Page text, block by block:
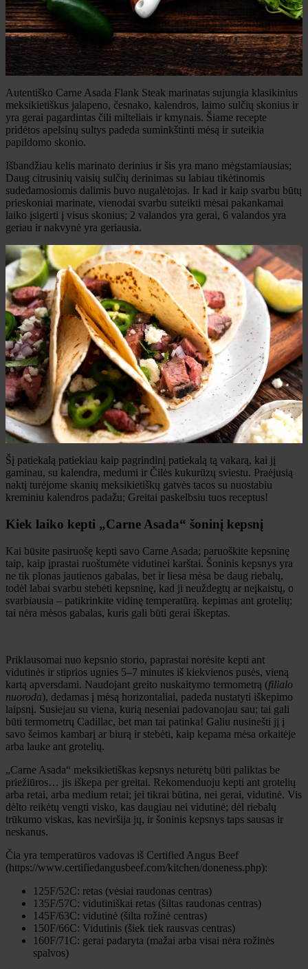
Autentiško Carne Asada Flank Steak marinatas sujungia klasikinius
meksikietiškus jalapeno, česnako, kalendros, laimo sulčių skonius ir
yra gerai pagardintas čili milteliais ir kmynais. Šiame recepte
pridėtos apelsinų sultys padeda suminkštinti mėsą ir suteikia
papildomo skonio.
Išbandžiau kelis marinato derinius ir šis yra mano mėgstamiausias;
Daug citrusinių vaisių sulčių derinimas su labiau tikėtinomis
sudedamosiomis dalimis buvo nugalėtojas. Ir kad ir kaip svarbu būtų
prieskoniai marinate, vienodai svarbu suteikti mėsai pakankamai
laiko įsigerti į visus skonius; 2 valandos yra gerai, 6 valandos yra
geriau ir nakvynė yra geriausia.
Šį patiekalą patiekiau kaip pagrindinį patiekalą tą vakarą, kai jį
gaminau, su kalendra, medumi ir Čilės kukurūzų sviestu. Praėjusią
naktį turėjome skanių meksikietiškų gatvės tacos su nuostabiu
kreminiu kalendros padažu; Greitai paskelbsiu tuos receptus!
Kiek laiko kepti „Carne Asada“ šoninį kepsnį
Kai būsite pasiruošę kepti savo Carne Asada; paruoškite kepsninę
taip, kaip įprastai ruoštumėte vidutinei karštai. Šoninis kepsnys yra
ne tik plonas jautienos gabalas, bet ir liesa mėsa be daug riebalų,
todėl labai svarbu stebėti kepsninę, kad ji neuždegtų ar neįkaistų, o
svarbiausia – patikrinkite vidinę temperatūrą. kepimas ant grotelių;
tai nėra mėsos gabalas, kuris gali būti gerai iškeptas.
Priklausomai nuo kepsnio storio, paprastai norėsite kepti ant
vidutinės ir stiprios ugnies 5–7 minutes iš kiekvienos pusės, vieną
kartą apversdami. Naudojant greito nuskaitymo termometrą (filialo
nuoroda), dedamas į mėsą horizontaliai, padeda nustatyti iškepimo
laipsnį. Susiejau su viena, kurią neseniai padovanojau sau; tai gali
būti termometrų Cadillac, bet man tai patinka! Galiu nusinešti jį į
savo šeimos kambarį ar biurą ir stebėti, kaip kepama mėsa orkaitėje
arba lauke ant grotelių.
„Carne Asada“ meksikietiškas kepsnys neturėtų būti paliktas be
priežiūros… jis iškepa per greitai. Rekomenduoju kepti ant grotelių
arba retai, arba medium retai; jei tikrai būtina, nei gerai, vidutinė. Vis
dėlto reikėtų vengti visko, kas daugiau nei vidutinė; dėl riebalų
trūkumo viskas, kas neviršija jų, ir šoninis kepsnys taps sausas ir
neskanus.
Čia yra temperatūros vadovas iš Certified Angus Beef
(https://www.certifiedangusbeef.com/kitchen/doneness.php):
125F/52C: retas (vėsiai raudonas centras)
135F/57C: vidutiniškai retas (šiltas raudonas centras)
145F/63C: vidutinė (šilta rožinė centras)
150F/66C: Vidutinis (šiek tiek rausvas centras)
160F/71C: gerai padaryta (mažai arba visai nėra rožinės
spalvos)